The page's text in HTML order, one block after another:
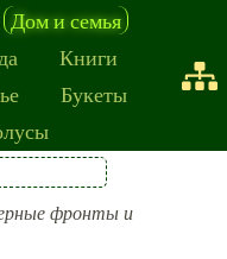
Дом и семья
Книги
Букеты
фронты и